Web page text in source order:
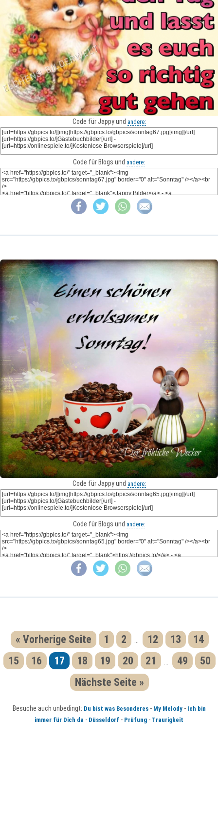
Code für Jappy und andere:
Code für Blogs und andere:
Code für Jappy und andere:
Code für Blogs und andere:
« Vorherige Seite 1 2 12 13
14
15
16 17 18 19 20 21 49
50
Nächste Seite »
Besuche auch unbedingt: Du bist was Besonderes- My Melody- Ich bin
immer für Dich da - Düsseldorf - Prüfung - Traurigkeit